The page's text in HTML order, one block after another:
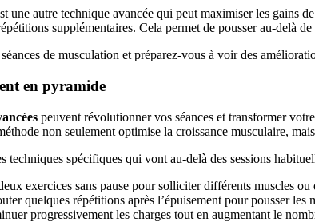
une autre technique avancée qui peut maximiser les gains
supplémentaires. Cela permet de pousser au-delà
de musculation et préparez-vous à voir des
en pyramide
peuvent révolutionner vos séances et transformer
non seulement optimise la croissance musculaire,
techniques spécifiques qui vont au-delà des sessions
exercices sans pause pour solliciter différents muscles ou
quelques répétitions après l’épuisement pour pousser les
progressivement les charges tout en augmentant le